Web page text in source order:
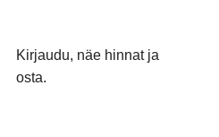
Kirjaudu, näe hinnat ja
osta.